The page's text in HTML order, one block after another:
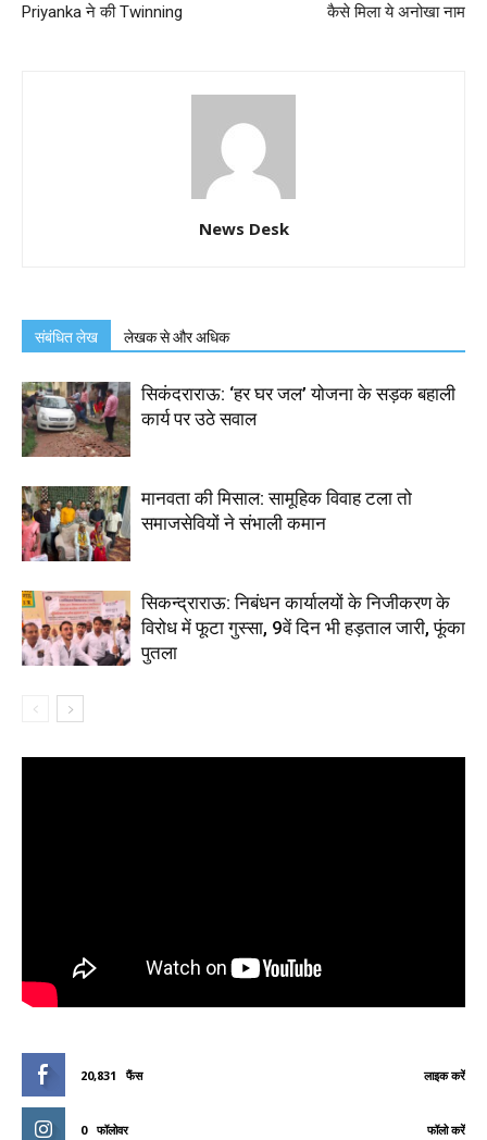
Priyanka ने की Twinning
कैसे मिला ये अनोखा नाम
News Desk
संबंधित लेख लेखक से और अधिक
सिकंदराराऊ: ‘हर घर जल’ योजना के सड़क बहाली
कार्य पर उठे सवाल
मानवता की मिसाल: सामूहिक विवाह टला तो
समाजसेवियों ने संभाली कमान
सिकन्द्राराऊ: निबंधन कार्यालयों के निजीकरण के
विरोध में फूटा गुस्सा, 9वें दिन भी हड़ताल जारी, फूंका
पुतला
20,831 फैंस लाइक करें
0 फॉलोवर फॉलो करें